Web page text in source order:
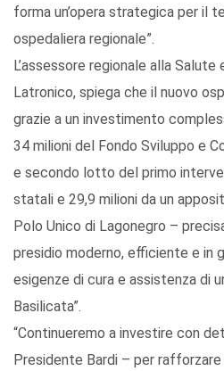
forma un’opera strategica per il
ospedaliera regionale”.
L’assessore regionale alla Salute
Latronico, spiega che il nuovo
grazie a un investimento
34 milioni del Fondo Sviluppo e
e secondo lotto del primo
statali e 29,9 milioni da un
Polo Unico di Lagonegro –
presidio moderno, efficiente e in
esigenze di cura e assistenza di
Basilicata”.
“Continueremo a investire con
Presidente Bardi – per